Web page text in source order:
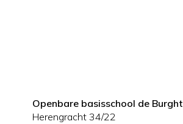
Openbare basisschool de Burght
Herengracht 34/22